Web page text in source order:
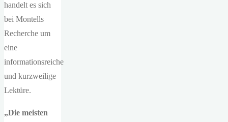
handelt es sich
bei Montells
Recherche um
eine
informationsreiche
und kurzweilige
Lektüre.
„Die meisten